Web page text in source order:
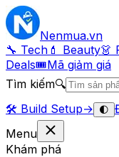
Nenmua.vn
🔧 Tech 💄 Beauty👗
Deals🎟Mã giảm giá
Tìm kiếm🔍
🛠️ Build Setup→ 🌓
Menu
Khám phá